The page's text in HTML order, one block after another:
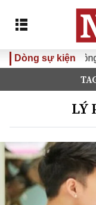
Dòng sự kiện
Kỳ họp không thường
LÝ